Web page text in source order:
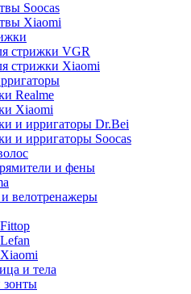
Soocas
Xiaomi
стрижки VGR
стрижки Xiaomi
Realme
Xiaomi
и ирригаторы Dr.Bei
и ирригаторы Soocas
и фены
велотренажеры
и тела
зонты